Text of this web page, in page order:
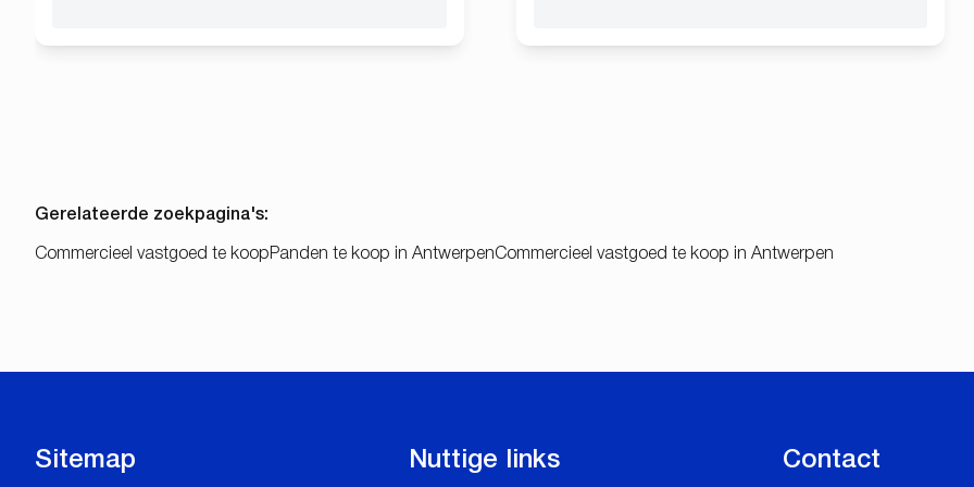
Gerelateerde zoekpagina's:
Commercieel vastgoed te koop Panden te koop in AntwerpenCommercieel vastgoed te koop in Antwerpen
Sitemap Nuttige links Contact